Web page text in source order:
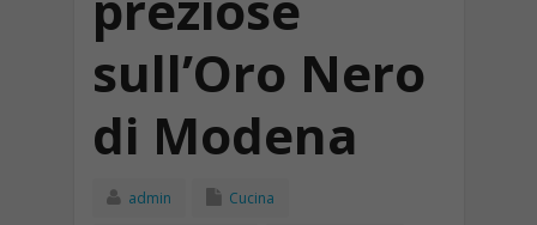
sull’Oro Nero
di Modena
admin Cucina